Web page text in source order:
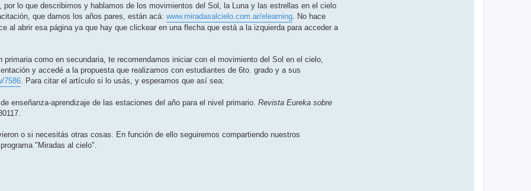
lo que describimos y hablamos de los movimientos del Sol, la Luna y las estrellas en el cielo
que damos los años pares, están acá: www.miradasalcielo.com.ar/elearning . No hace
al abrir esa página ya que hay que clickear en una flecha que está a la izquierda para acceder a
como en secundaria, te recomendamos iniciar con el movimiento del Sol en el cielo,
y accedé a la propuesta que realizamos con estudiantes de 6to. grado y a sus
7586 . Para citar el artículo si lo usás, y esperamos que así sea:
enseñanza-aprendizaje de las estaciones del año para el nivel primario. Revista Eureka sobre
o si necesitás otras cosas. En función de ello seguiremos compartiendo nuestros
"Miradas al cielo".